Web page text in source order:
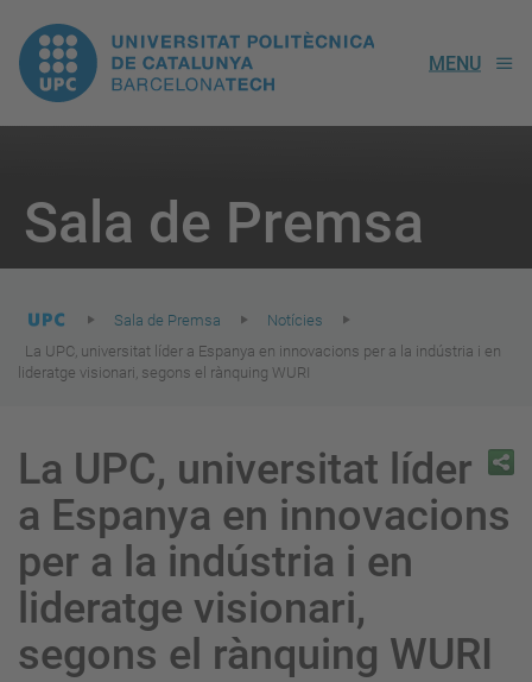
UPC.
Universitat
de
Catalunya
MENU
Sala de Premsa
here:
Sala de Premsa
Notícies
La UPC, universitat líder a Espanya en innovacions per a la indústria i en
lideratge visionari, segons el rànquing WURI
La UPC, universitat líder
a Espanya en innovacions
per a la indústria i en
lideratge visionari,
segons el rànquing WURI